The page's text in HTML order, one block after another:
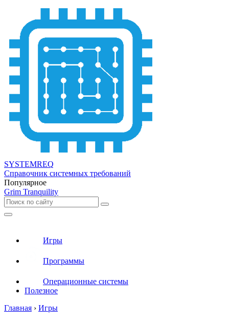
SYSTEMREQ
Справочник системных требований
Популярное
Grim Tranquility
Игры
Программы
Операционные системы
Полезное
Главная › Игры